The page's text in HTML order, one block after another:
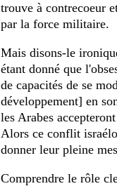
trouve à contrecoeur
par la force militaire.
Mais disons-le
étant donné que
de capacités de se
développement] en
les Arabes
Alors ce conflit
donner leur pleine
Comprendre le rôle